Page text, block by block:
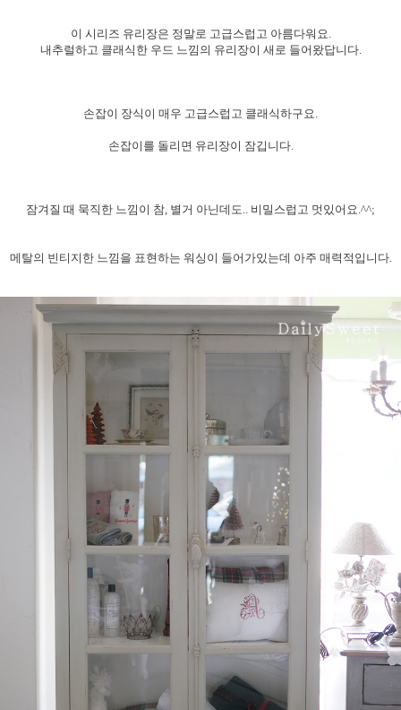
이 시리즈 유리장은 정말로 고급스럽고 아름다워요.
내추럴하고 클래식한 우드 느낌의 유리장이 새로 들어왔답니다.
손잡이 장식이 매우 고급스럽고 클래식하구요.
손잡이를 돌리면 유리장이 잠깁니다.
잠겨질 때 묵직한 느낌이 참, 별거 아닌데도.. 비밀스럽고 멋있어요.^^;
메탈의 빈티지한 느낌을 표현하는 워싱이 들어가있는데 아주 매력적입니다.